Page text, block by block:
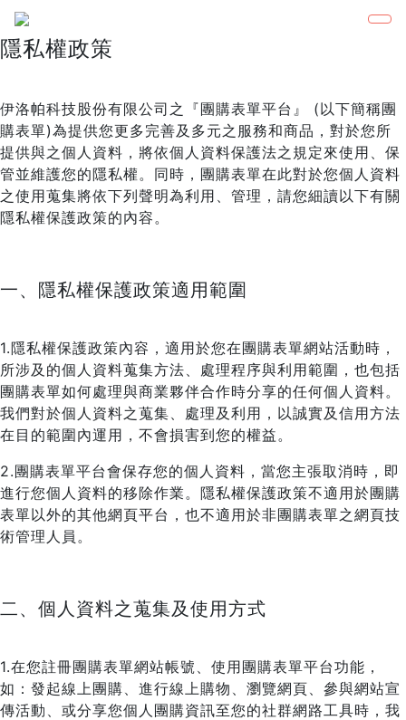
隱私權政策
伊洛帕科技股份有限公司之『團購表單平台』 (以下簡稱團
購表單)為提供您更多完善及多元之服務和商品，對於您所
提供與之個人資料，將依個人資料保護法之規定來使用、保
管並維護您的隱私權。同時，團購表單在此對於您個人資料
之使用蒐集將依下列聲明為利用、管理，請您細讀以下有關
隱私權保護政策的內容。
一、隱私權保護政策適用範圍
1.隱私權保護政策內容，適用於您在團購表單網站活動時，
所涉及的個人資料蒐集方法、處理程序與利用範圍，也包括
團購表單如何處理與商業夥伴合作時分享的任何個人資料。
我們對於個人資料之蒐集、處理及利用，以誠實及信用方法
在目的範圍內運用，不會損害到您的權益。
2.團購表單平台會保存您的個人資料，當您主張取消時，即
進行您個人資料的移除作業。隱私權保護政策不適用於團購
表單以外的其他網頁平台，也不適用於非團購表單之網頁技
術管理人員。
二、個人資料之蒐集及使用方式
1.在您註冊團購表單網站帳號、使用團購表單平台功能，
如：發起線上團購、進行線上購物、瀏覽網頁、參與網站宣
傳活動、或分享您個人團購資訊至您的社群網路工具時，我